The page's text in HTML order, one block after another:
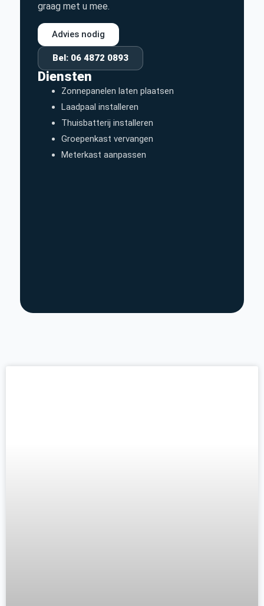
graag met u mee.
Advies nodig
Bel: 06 4872 0893
Diensten
Zonnepanelen laten plaatsen
Laadpaal installeren
Thuisbatterij installeren
Groepenkast vervangen
Meterkast aanpassen